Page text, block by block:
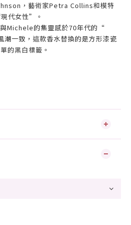
，藝術家Petra Collins和模特
代女性”。
Michele的集靈感於70年代的“
一致，這款香水替換的是方形漆瓷
的黑白標籤。